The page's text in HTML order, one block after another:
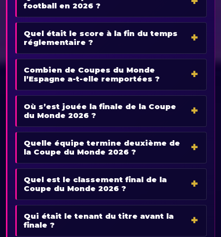
football en 2026 ?
Quel était le score à la fin du temps
réglementaire ?
Combien de Coupes du Monde
l’Espagne a-t-elle remportées ?
Où s’est jouée la finale de la Coupe
du Monde 2026 ?
Quelle équipe termine deuxième de
la Coupe du Monde 2026 ?
Quel est le classement final de la
Coupe du Monde 2026 ?
Qui était le tenant du titre avant la
finale ?